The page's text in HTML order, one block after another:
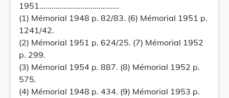
1951.......................................
(1) Mémorial 1948 p. 82/83. (6) Mémorial 1951 p.
1241/42.
(2) Mémorial 1951 p. 624/25. (7) Mémorial 1952
p. 299.
(3) Mémorial 1954 p. 887. (8) Mémorial 1952 p.
575.
(4) Mémorial 1948 p. 434. (9) Mémorial 1953 p.